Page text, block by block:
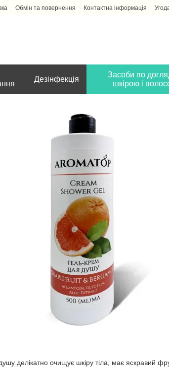
Обмін та повернення Контактна інформація
Дезінфекція
Засоби по
шкірою і
делікатно очищує шкіру тіла, має яскравий